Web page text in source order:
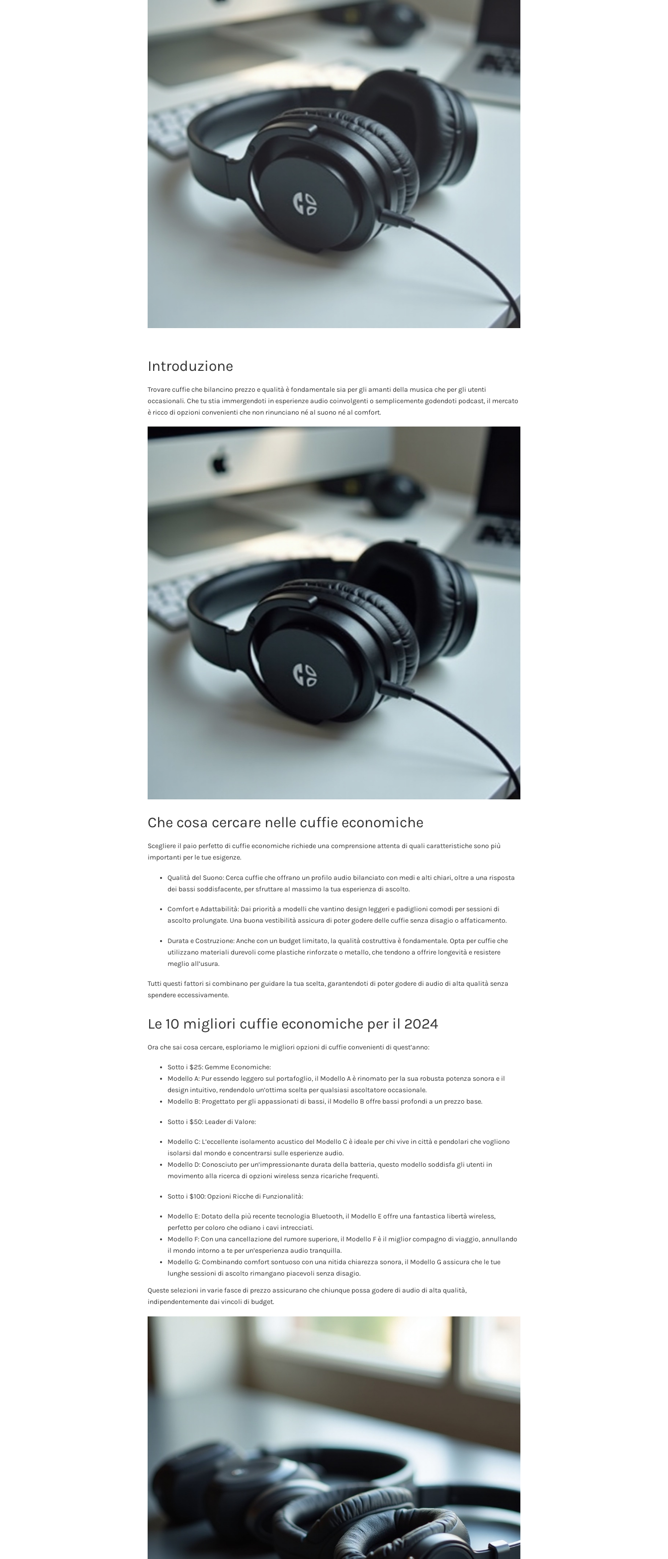
Introduzione
Trovare cuffie che bilancino prezzo e qualità è fondamentale sia per gli amanti della musica che per gli utenti
occasionali. Che tu stia immergendoti in esperienze audio coinvolgenti o semplicemente godendoti podcast, il mercato
è ricco di opzioni convenienti che non rinunciano né al suono né al comfort.
Che cosa cercare nelle cuffie economiche
Scegliere il paio perfetto di cuffie economiche richiede una comprensione attenta di quali caratteristiche sono più
importanti per le tue esigenze.
Qualità del Suono: Cerca cuffie che offrano un profilo audio bilanciato con medi e alti chiari, oltre a una risposta
dei bassi soddisfacente, per sfruttare al massimo la tua esperienza di ascolto.
Comfort e Adattabilità: Dai priorità a modelli che vantino design leggeri e padiglioni comodi per sessioni di
ascolto prolungate. Una buona vestibilità assicura di poter godere delle cuffie senza disagio o affaticamento.
Durata e Costruzione: Anche con un budget limitato, la qualità costruttiva è fondamentale. Opta per cuffie che
utilizzano materiali durevoli come plastiche rinforzate o metallo, che tendono a offrire longevità e resistere
meglio all’usura.
Tutti questi fattori si combinano per guidare la tua scelta, garantendoti di poter godere di audio di alta qualità senza
spendere eccessivamente.
Le 10 migliori cuffie economiche per il 2024
Ora che sai cosa cercare, esploriamo le migliori opzioni di cuffie convenienti di quest’anno:
Sotto i $25: Gemme Economiche:
Modello A: Pur essendo leggero sul portafoglio, il Modello A è rinomato per la sua robusta potenza sonora e il
design intuitivo, rendendolo un’ottima scelta per qualsiasi ascoltatore occasionale.
Modello B: Progettato per gli appassionati di bassi, il Modello B offre bassi profondi a un prezzo base.
Sotto i $50: Leader di Valore:
Modello C: L’eccellente isolamento acustico del Modello C è ideale per chi vive in città e pendolari che vogliono
isolarsi dal mondo e concentrarsi sulle esperienze audio.
Modello D: Conosciuto per un’impressionante durata della batteria, questo modello soddisfa gli utenti in
movimento alla ricerca di opzioni wireless senza ricariche frequenti.
Sotto i $100: Opzioni Ricche di Funzionalità:
Modello E: Dotato della più recente tecnologia Bluetooth, il Modello E offre una fantastica libertà wireless,
perfetto per coloro che odiano i cavi intrecciati.
Modello F: Con una cancellazione del rumore superiore, il Modello F è il miglior compagno di viaggio, annullando
il mondo intorno a te per un’esperienza audio tranquilla.
Modello G: Combinando comfort sontuoso con una nitida chiarezza sonora, il Modello G assicura che le tue
lunghe sessioni di ascolto rimangano piacevoli senza disagio.
Queste selezioni in varie fasce di prezzo assicurano che chiunque possa godere di audio di alta qualità,
indipendentemente dai vincoli di budget.